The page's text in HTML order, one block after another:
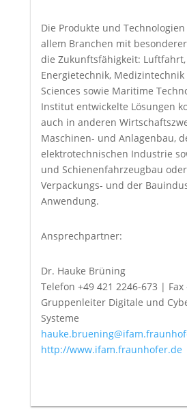
Die Produkte und
allem Branchen mit
die Zukunftsfähigkeit:
Energietechnik,
Sciences sowie Maritime
Institut entwickelte Lösungen
auch in anderen
Maschinen- und Anlagenbau,
elektrotechnischen Industrie
und Schienenfahrzeugbau
Verpackungs- und der
Anwendung.
Ansprechpartner:
Dr. Hauke Brüning
Telefon +49 421 2246-673 | Fax
Gruppenleiter Digitale und
Systeme
http://www.ifam.fraunhofer.de